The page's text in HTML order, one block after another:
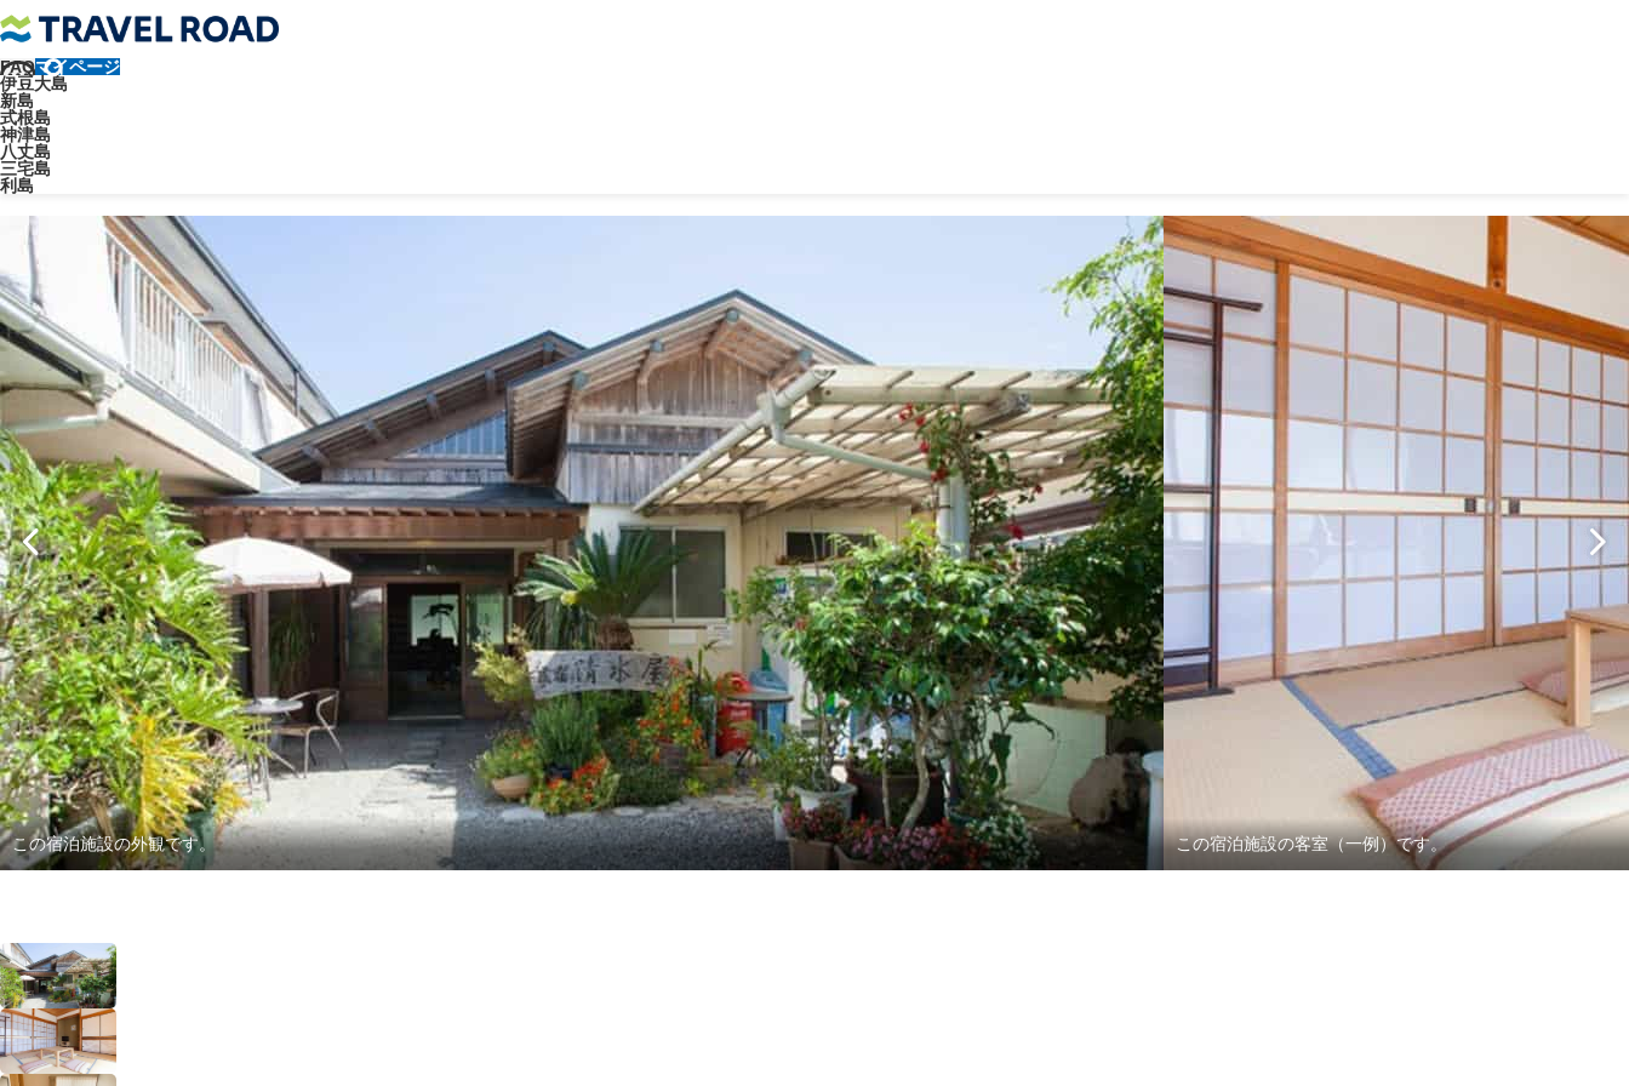
FAQマイページ
伊豆大島
新島
式根島
神津島
八丈島
三宅島
利島
トラベルロード
民宿
島宿 清水屋
この宿泊施設の外観です。 この宿泊施設の客室（一例）です。